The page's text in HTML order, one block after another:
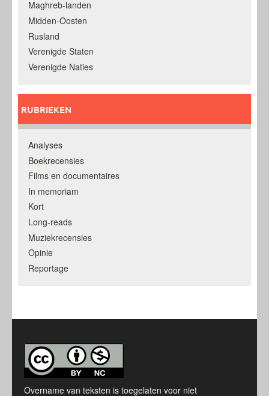
Maghreb-landen
Midden-Oosten
Rusland
Verenigde Staten
Verenigde Naties
RUBRIEKEN
Analyses
Boekrecensies
Films en documentaires
In memoriam
Kort
Long-reads
Muziekrecensies
Opinie
Reportage
Overname van teksten is toegelaten voor niet